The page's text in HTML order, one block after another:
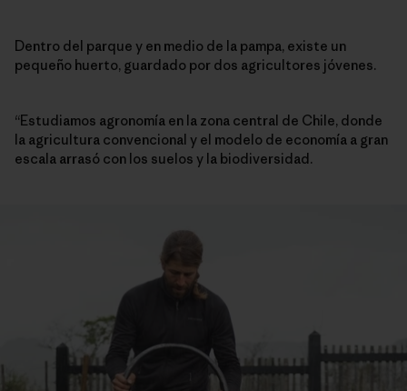
Dentro del parque y en medio de la pampa, existe un
pequeño huerto, guardado por dos agricultores jóvenes.
“Estudiamos agronomía en la zona central de Chile, donde
la agricultura convencional y el modelo de economía a gran
escala arrasó con los suelos y la biodiversidad.